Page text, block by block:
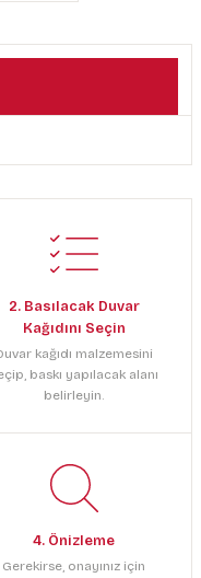
2. Basılacak Duvar
Kağıdını Seçin
kağıdı malzemesini
baskı yapılacak alanı
belirleyin.
4. Önizleme
Gerekirse, onayınız için